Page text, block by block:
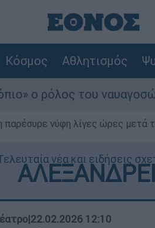
Κόσμος Αθλητισμός
ναυαγοσώστη
νύφη λίγες ώρες μετά
νέα και ειδήσεις
|22.02.2026 12:10